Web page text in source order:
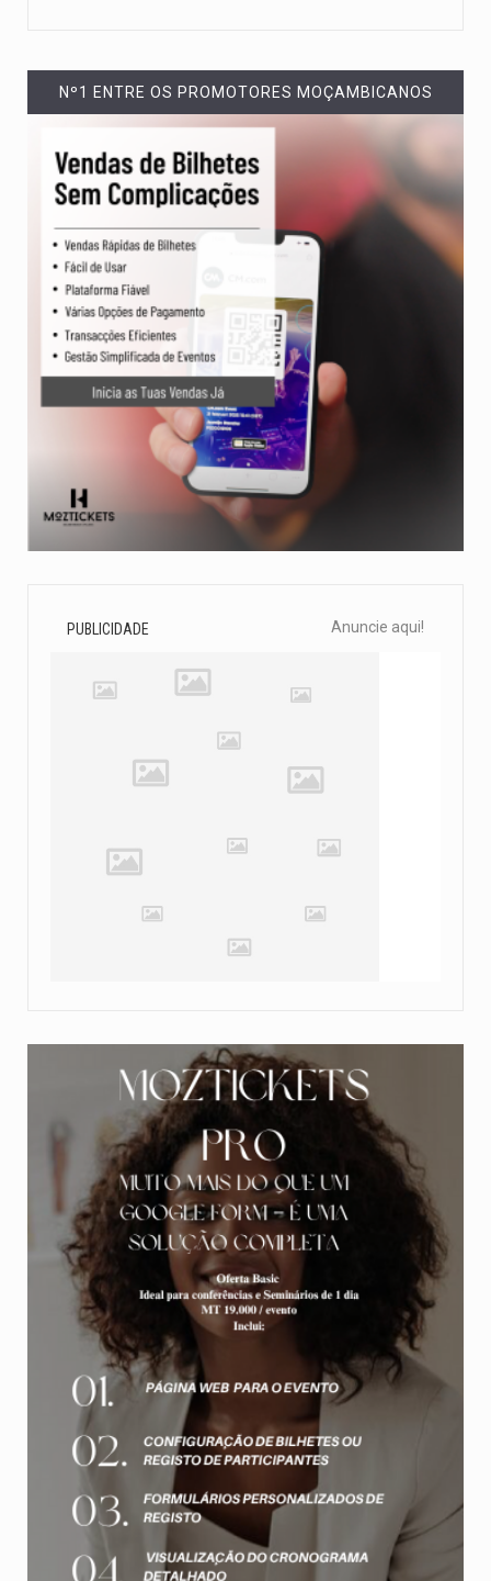
Nº1 ENTRE OS PROMOTORES MOÇAMBICANOS
PUBLICIDADE Anuncie aqui!